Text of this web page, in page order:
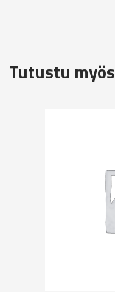
Tutustu myös